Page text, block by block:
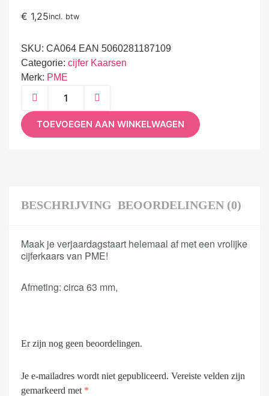
€ 1,25incl. btw
SKU: CA064 EAN 5060281187109
Categorie: cijfer Kaarsen
Merk: PME
TOEVOEGEN AAN WINKELWAGEN
BESCHRIJVING BEOORDELINGEN (0)
Maak je verjaardagstaart helemaal af met een vrolijke
cijferkaars van PME!
Afmeting: circa 63 mm,
Er zijn nog geen beoordelingen.
Je e-mailadres wordt niet gepubliceerd. Vereiste velden zijn
gemarkeerd met *